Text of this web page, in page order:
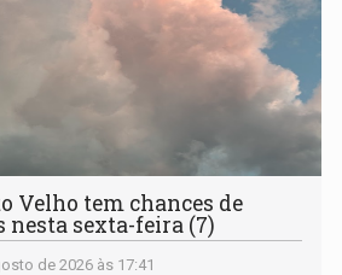
Velho tem chances de
nesta sexta-feira (7)
de 2026 às 17:41